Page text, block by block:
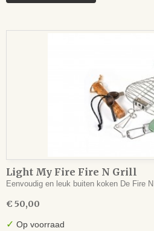
Light My Fire Fire N Grill
Eenvoudig en leuk buiten koken De Fire
€ 50,00
✓ Op voorraad